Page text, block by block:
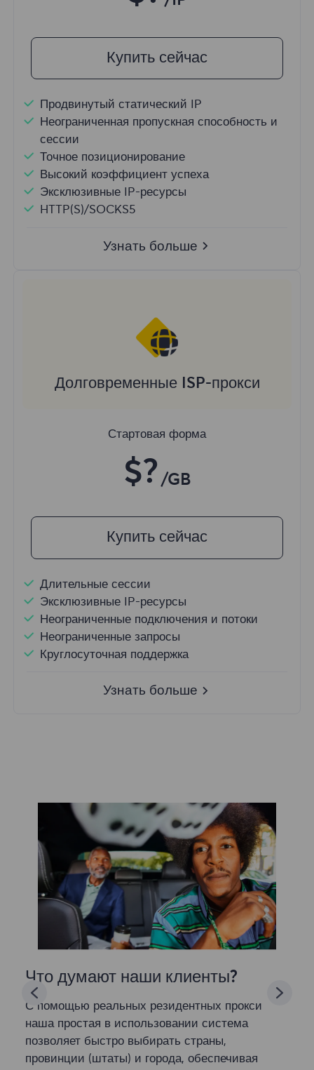
Купить сейчас
Продвинутый статический IP
Неограниченная пропускная способность и
сессии
Точное позиционирование
Высокий коэффициент успеха
Эксклюзивные IP-ресурсы
HTTP(S)/SOCKS5
Узнать больше
Долговременные ISP-прокси
Стартовая форма
$? /GB
Купить сейчас
Длительные сессии
Эксклюзивные IP-ресурсы
Неограниченные подключения и потоки
Неограниченные запросы
Круглосуточная поддержка
Узнать больше
Что думают наши клиенты?
С помощью реальных резидентных прокси
наша простая в использовании система
позволяет быстро выбирать страны,
провинции (штаты) и города, обеспечивая